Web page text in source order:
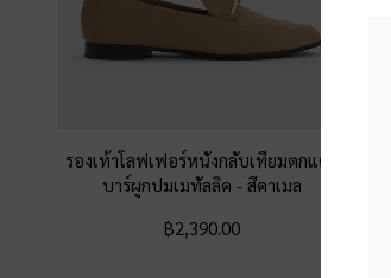
รองเท้าโลฟเฟอร์หนังกลับเทียมตกแต่ง
บาร์ผูกปมเมทัลลิค - สีคาเมล
฿2,390.00